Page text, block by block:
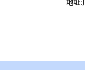
地址: